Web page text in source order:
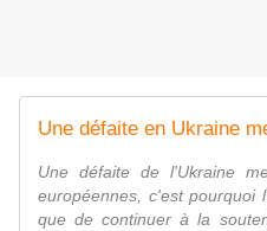
Une défaite de l'Ukraine
européennes, c'est pourquoi
que de continuer à la